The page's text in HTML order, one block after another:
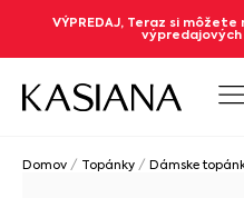
VÝPREDAJ, Teraz si
výpredajových
Domov / Topánky / Dámske